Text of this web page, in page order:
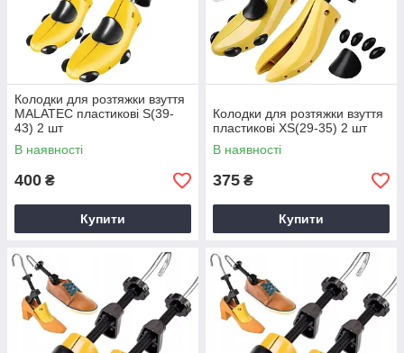
Колодки для розтяжки взуття
MALATEC пластикові S(39-
43) 2 шт
В наявності
400 ₴
Купити
Колодки для розтяжки взуття
пластикові XS(29-35) 2 шт
В наявності
375 ₴
Купити